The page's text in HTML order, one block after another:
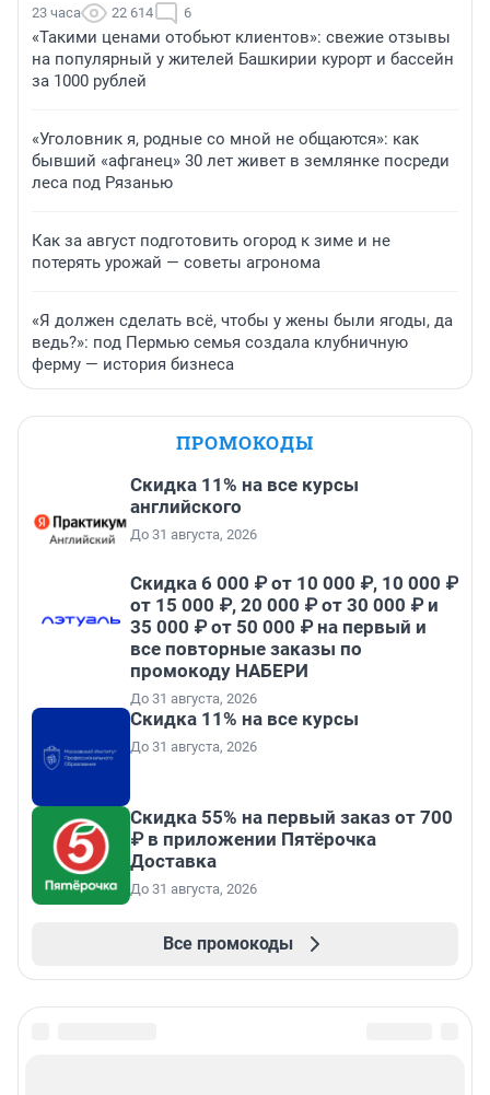
«Такими ценами отобьют клиентов»: свежие отзывы
на популярный у жителей Башкирии курорт и бассейн
за 1000 рублей
бывший «афганец» 30 лет живет в землянке посреди
леса под Рязанью
потерять урожай — советы агронома
ведь?»: под Пермью семья создала клубничную
ферму — история бизнеса
ПРОМОКОДЫ
Скидка 11% на все курсы
английского
До 31 августа, 2026
от 15 000 ₽, 20 000 ₽ от 30 000 ₽ и
35 000 ₽ от 50 000 ₽ на первый и
все повторные заказы по
промокоду НАБЕРИ
До 31 августа, 2026
Скидка 11% на все курсы
До 31 августа, 2026
₽ в приложении Пятёрочка
Доставка
До 31 августа, 2026